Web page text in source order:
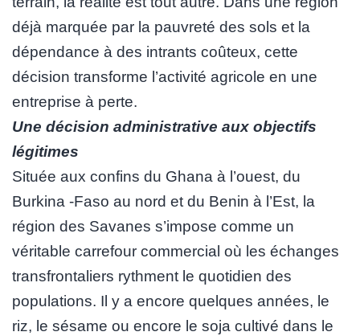
déjà marquée par la pauvreté des sols et la
dépendance à des intrants coûteux, cette
décision transforme l’activité agricole en une
entreprise à perte.
Une décision administrative aux objectifs
légitimes
Située aux confins du Ghana à l’ouest, du
Burkina -Faso au nord et du Benin à l’Est, la
région des Savanes s’impose comme un
véritable carrefour commercial où les échanges
transfrontaliers rythment le quotidien des
populations. Il y a encore quelques années, le
riz, le sésame ou encore le soja cultivé dans le